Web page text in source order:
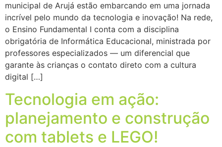
municipal de Arujá estão embarcando em uma jornada
incrível pelo mundo da tecnologia e inovação! Na rede,
o Ensino Fundamental I conta com a disciplina
obrigatória de Informática Educacional, ministrada por
professores especializados — um diferencial que
garante às crianças o contato direto com a cultura
digital […]
Tecnologia em ação:
planejamento e construção
com tablets e LEGO!